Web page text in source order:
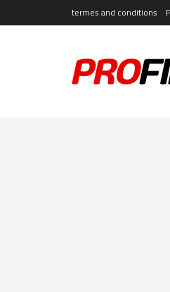
termes and conditions